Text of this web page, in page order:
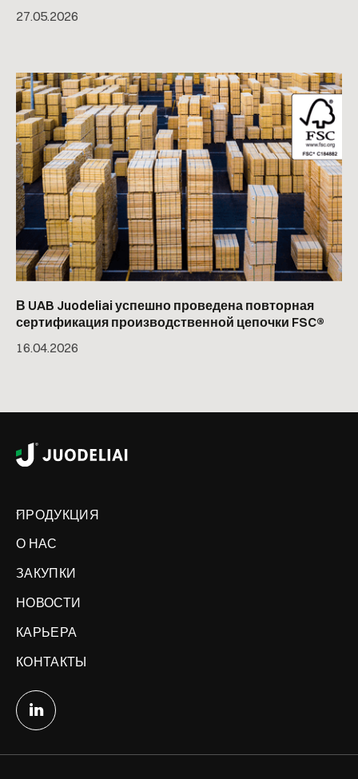
27.05.2026
В UAB Juodeliai успешно проведена повторная
сертификация производственной цепочки FSC®
16.04.2026
ПРОДУКЦИЯ
О НАС
ЗАКУПКИ
НОВОСТИ
КАРЬЕРА
КОНТАКТЫ